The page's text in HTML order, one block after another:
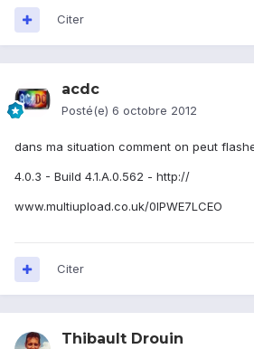
Citer
acdc
Posté(e) 6 octobre 2012
dans ma situation comment on peut
4.0.3 - Build 4.1.A.0.562 - http://
www.multiupload.co.uk/0IPWE7LCEO
Citer
Thibault Drouin